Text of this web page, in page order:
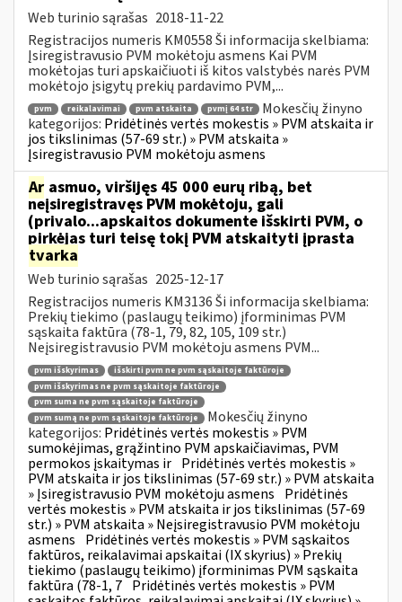
Web turinio sąrašas 2018-11-22
Registracijos numeris KM0558 Ši informacija skelbiama:
Įsiregistravusio PVM mokėtoju asmens Kai PVM
mokėtojas turi apskaičiuoti iš kitos valstybės narės PVM
mokėtojo įsigytų prekių pardavimo PVM,...
pvm reikalavimai pvm atskaita pvmį 64 str
Mokesčių žinyno
kategorijos: Pridėtinės vertės mokestis » PVM atskaita ir
jos tikslinimas (57-69 str.) » PVM atskaita »
Įsiregistravusio PVM mokėtoju asmens
Ar asmuo, viršijęs 45 000 eurų ribą, bet
neįsiregistravęs PVM mokėtoju, gali
(privalo...apskaitos dokumente išskirti PVM, o
pirkėjas turi teisę tokį PVM atskaityti įprasta
tvarka
Web turinio sąrašas 2025-12-17
Registracijos numeris KM3136 Ši informacija skelbiama:
Prekių tiekimo (paslaugų teikimo) įforminimas PVM
sąskaita faktūra (78-1, 79, 82, 105, 109 str.)
Neįsiregistravusio PVM mokėtoju asmens PVM...
pvm išskyrimas
išskirti pvm ne pvm sąskaitoje faktūroje
pvm išskyrimas ne pvm sąskaitoje faktūroje
pvm suma ne pvm sąskaitoje faktūroje
pvm sumą ne pvm sąskaitoje faktūroje
Mokesčių žinyno
kategorijos: Pridėtinės vertės mokestis » PVM
sumokėjimas, grąžintino PVM apskaičiavimas, PVM
permokos įskaitymas ir Pridėtinės vertės mokestis »
PVM atskaita ir jos tikslinimas (57-69 str.) » PVM atskaita
» Įsiregistravusio PVM mokėtoju asmens Pridėtinės
vertės mokestis » PVM atskaita ir jos tikslinimas (57-69
str.) » PVM atskaita » Neįsiregistravusio PVM mokėtoju
asmens Pridėtinės vertės mokestis » PVM sąskaitos
faktūros, reikalavimai apskaitai (IX skyrius) » Prekių
tiekimo (paslaugų teikimo) įforminimas PVM sąskaita
faktūra (78-1, 7 Pridėtinės vertės mokestis » PVM